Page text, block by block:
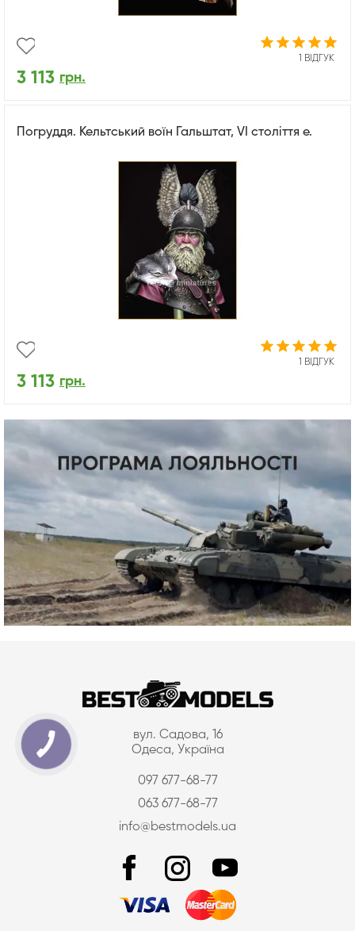
1 ВІДГУК
3 113 грн.
Погруддя. Кельтський воїн Гальштат, VI століття е.
1 ВІДГУК
3 113 грн.
вул. Садова, 16
Одеса, Україна
097 677-68-77
063 677-68-77
info@bestmodels.ua